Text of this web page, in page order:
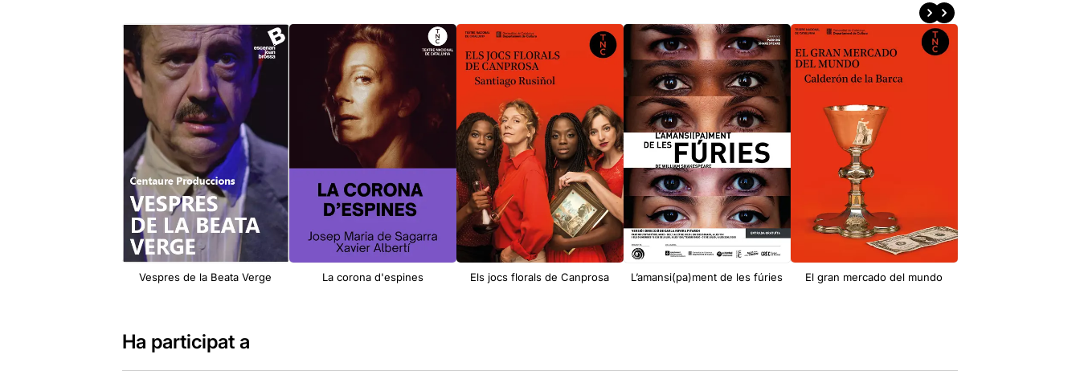
Vespres de la Beata Verge La corona d'espines Els jocs florals de Canprosa L’amansi(pa)ment de les fúries El gran mercado del mundo
Ha participat a